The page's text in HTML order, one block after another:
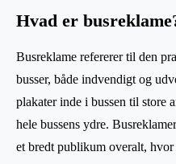
Hvad er
Busreklame refererer til den
busser, både indvendigt og
plakater inde i bussen til store
hele bussens ydre.
et bredt publikum overalt,